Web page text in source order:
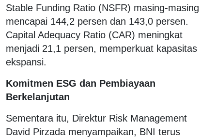
Stable Funding Ratio (NSFR) masing-masing
mencapai 144,2 persen dan 143,0 persen.
Capital Adequacy Ratio (CAR) meningkat
menjadi 21,1 persen, memperkuat kapasitas
ekspansi.
Komitmen ESG dan Pembiayaan
Berkelanjutan
Sementara itu, Direktur Risk Management
David Pirzada menyampaikan, BNI terus